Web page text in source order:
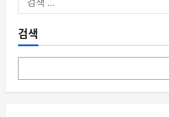
색:
검색